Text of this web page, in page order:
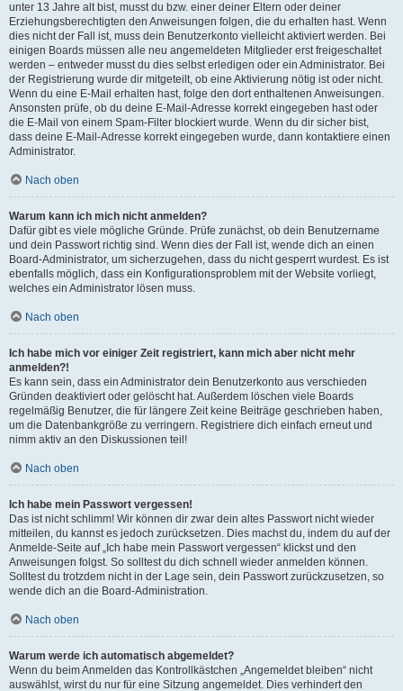
unter 13 Jahre alt bist, musst du bzw. einer deiner Eltern oder deiner
Erziehungsberechtigten den Anweisungen folgen, die du erhalten hast. Wenn
dies nicht der Fall ist, muss dein Benutzerkonto vielleicht aktiviert werden. Bei
einigen Boards müssen alle neu angemeldeten Mitglieder erst freigeschaltet
werden – entweder musst du dies selbst erledigen oder ein Administrator. Bei
der Registrierung wurde dir mitgeteilt, ob eine Aktivierung nötig ist oder nicht.
Wenn du eine E-Mail erhalten hast, folge den dort enthaltenen Anweisungen.
Ansonsten prüfe, ob du deine E-Mail-Adresse korrekt eingegeben hast oder
die E-Mail von einem Spam-Filter blockiert wurde. Wenn du dir sicher bist,
dass deine E-Mail-Adresse korrekt eingegeben wurde, dann kontaktiere einen
Administrator.
Nach oben
Warum kann ich mich nicht anmelden?
Dafür gibt es viele mögliche Gründe. Prüfe zunächst, ob dein Benutzername
und dein Passwort richtig sind. Wenn dies der Fall ist, wende dich an einen
Board-Administrator, um sicherzugehen, dass du nicht gesperrt wurdest. Es ist
ebenfalls möglich, dass ein Konfigurationsproblem mit der Website vorliegt,
welches ein Administrator lösen muss.
Nach oben
Ich habe mich vor einiger Zeit registriert, kann mich aber nicht mehr
anmelden?!
Es kann sein, dass ein Administrator dein Benutzerkonto aus verschieden
Gründen deaktiviert oder gelöscht hat. Außerdem löschen viele Boards
regelmäßig Benutzer, die für längere Zeit keine Beiträge geschrieben haben,
um die Datenbankgröße zu verringern. Registriere dich einfach erneut und
nimm aktiv an den Diskussionen teil!
Nach oben
Ich habe mein Passwort vergessen!
Das ist nicht schlimm! Wir können dir zwar dein altes Passwort nicht wieder
mitteilen, du kannst es jedoch zurücksetzen. Dies machst du, indem du auf der
Anmelde-Seite auf „Ich habe mein Passwort vergessen“ klickst und den
Anweisungen folgst. So solltest du dich schnell wieder anmelden können.
Solltest du trotzdem nicht in der Lage sein, dein Passwort zurückzusetzen, so
wende dich an die Board-Administration.
Nach oben
Warum werde ich automatisch abgemeldet?
Wenn du beim Anmelden das Kontrollkästchen „Angemeldet bleiben“ nicht
auswählst, wirst du nur für eine Sitzung angemeldet. Dies verhindert den